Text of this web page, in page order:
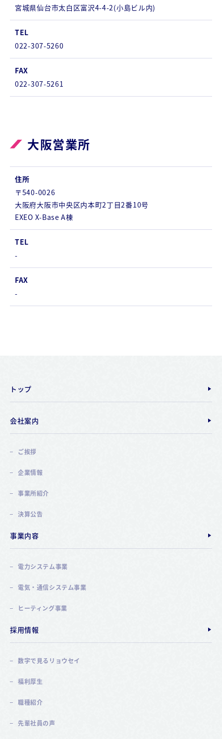
宮城県仙台市太白区富沢4-4-2(小島ビル内)
TEL
022-307-5260
FAX
022-307-5261
大阪営業所
住所
〒540-0026
大阪府大阪市中央区内本町2丁目2番10号
EXEO X-Base A棟
TEL
-
FAX
-
トップ
会社案内
ご挨拶
企業情報
事業所紹介
決算公告
事業内容
電力システム事業
電気・通信システム事業
ヒーティング事業
採用情報
数字で見るリョウセイ
福利厚生
職種紹介
先輩社員の声